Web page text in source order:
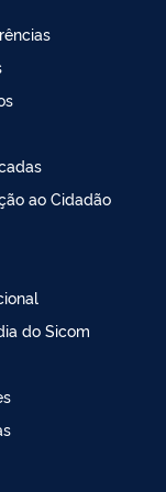
ao Cidadão
do Sicom